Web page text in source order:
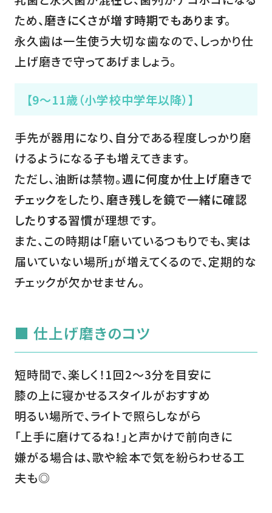
ため、磨きにくさが増す時期でもあります。
永久歯は一生使う大切な歯なので、しっかり仕
上げ磨きで守ってあげましょう。
【9～11歳（小学校中学年以降）】
手先が器用になり、自分である程度しっかり磨
けるようになる子も増えてきます。
ただし、油断は禁物。週に何度か仕上げ磨きで
チェックをしたり、 磨き残しを鏡で一緒に確認
したりする習慣が理想です。
また、この時期は「磨いているつもりでも、実は
届いていない場所」が増えてくるので、定期的な
チェックが欠かせません。
■ 仕上げ磨きのコツ
短時間で、楽しく！1回2～3分を目安に
膝の上に寝かせるスタイルがおすすめ
明るい場所で、ライトで照らしながら
「上手に磨けてるね！」と声かけで前向きに
嫌がる場合は、歌や絵本で気を紛らわせる工
夫も◎